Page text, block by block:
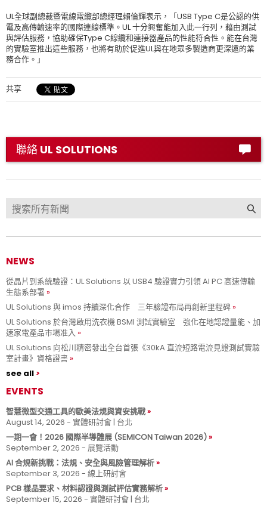
UL全球副總裁暨電線電纜部總經理賴倫輝表示，「USB Type C是公認的供
電及高傳輸速率的國際連線標準。UL 十分興奮能加入此一行列，藉由測試
與評估服務，協助確保Type C線纜和連接器產品的性能符合性。能在台灣
的實驗室推出這些服務，也將有助於促進UL與在地眾多製造商更深遠的業
務合作。」
共享
聯絡 UL SOLUTIONS
NEWS
從晶片到系統驗證：UL Solutions 以 USB4 驗證實力引領 AI PC 高速傳輸
生態系部署
UL Solutions 與 imos 持續深化合作 三年驗證布局再創新里程碑
UL Solutions 於台灣啟用洗衣機 BSMI 測試實驗室 強化在地認證量能、加
速家電產品市場准入
UL Solutions 向松川精密發出全台首張《30kA 直流短路電流見證測試實驗
室計畫》資格證書
see all
EVENTS
智慧微型交通工具的歐美法規與資安挑戰
August 14, 2026 - 實體研討會 | 台北
一期一會！2026 國際半導體展 (SEMICON Taiwan 2026)
September 2, 2026 - 展覽活動
AI 合規新挑戰：法規、安全與風險管理解析
September 3, 2026 - 線上研討會
PCB 樣品要求、材料認證與測試評估實務解析
September 15, 2026 - 實體研討會 | 台北